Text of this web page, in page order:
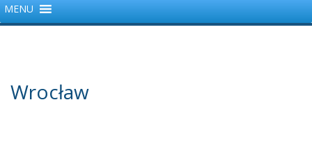
MENU
Wrocław